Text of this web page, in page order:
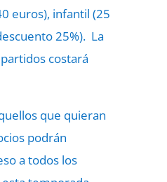
euros), infantil (25
25%). La
costará
que quieran
podrán
a todos los